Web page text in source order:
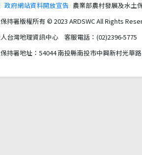
政府網站資料開放宣告 農業部農村發展及水土
持署版權所有 © 2023 ARDSWC All Rights
台灣地理資訊中心 客服電話：(02)2396-
持署地址：54044 南投縣南投市中興新村光華